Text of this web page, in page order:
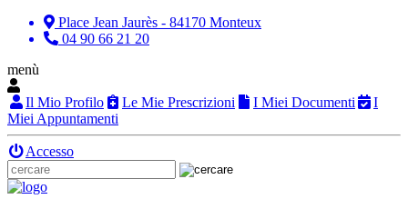
Place Jean Jaurès - 84170 Monteux
04 90 66 21 20
menù
Il Mio Profilo Le Mie Prescrizioni I Miei Documenti
I
Miei Appuntamenti
Accesso